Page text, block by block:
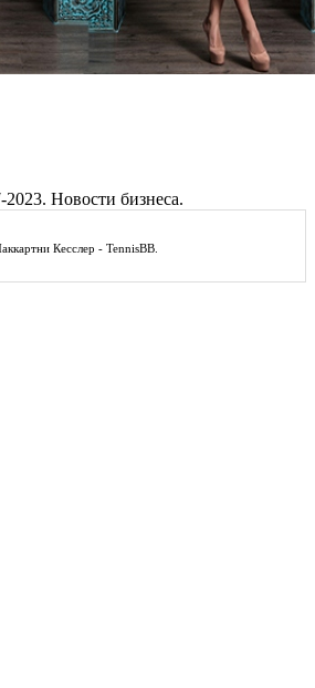
Новости бизнеса.
Кесслер - TennisBB.